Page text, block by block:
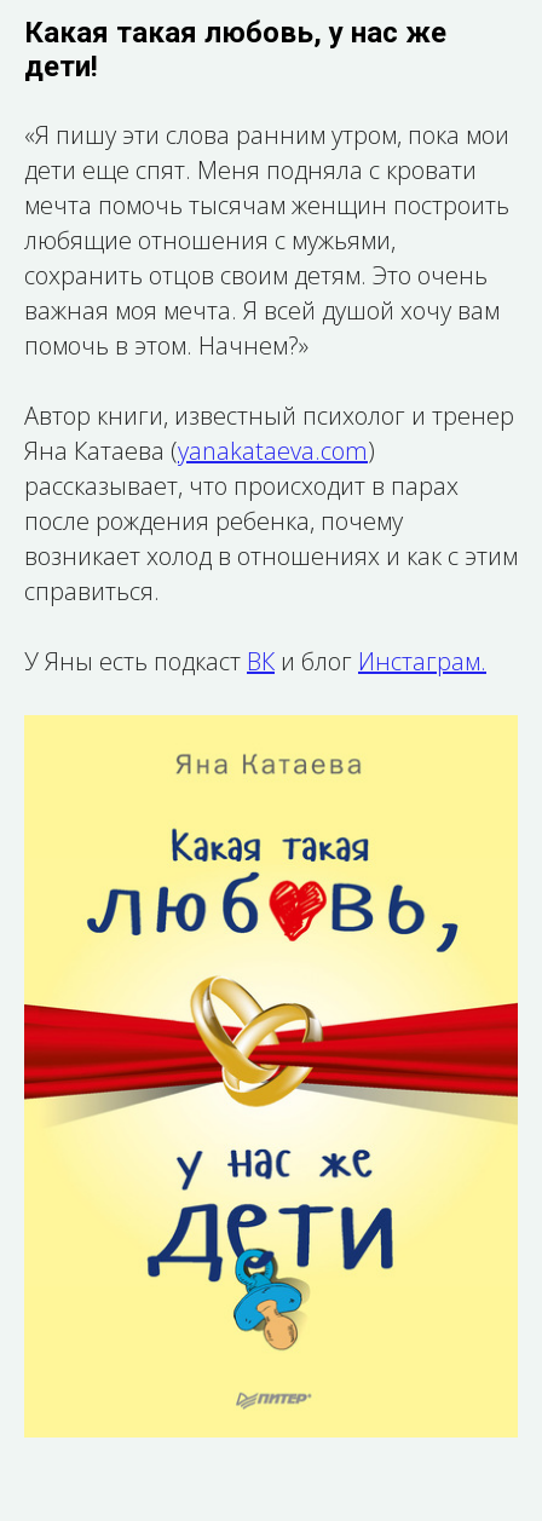
Какая такая любовь, у нас же
дети!
«Я пишу эти слова ранним утром, пока мои
дети еще спят. Меня подняла с кровати
мечта помочь тысячам женщин построить
любящие отношения с мужьями,
сохранить отцов своим детям. Это очень
важная моя мечта. Я всей душой хочу вам
помочь в этом. Начнем?»
Автор книги, известный психолог и тренер
Яна Катаева (yanakataeva.com)
рассказывает, что происходит в парах
после рождения ребенка, почему
возникает холод в отношениях и как с этим
справиться.
У Яны есть подкаст ВК и блог Инстаграм.